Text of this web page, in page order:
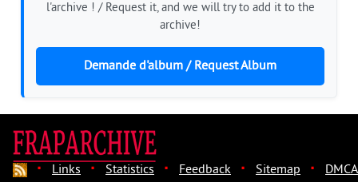
l'archive ! / Request it, and we will try to add it to the
archive!
Demande d'album / Request Album
· Links · Statistics · Feedback · Sitemap · DMCA